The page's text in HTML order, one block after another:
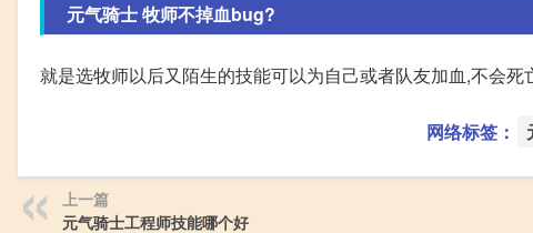
元气骑士 牧师不掉血bug?
就是选牧师以后又陌生的技能可以为自己或者队友加血,不会
网络标签：
上一篇
元气骑士工程师技能哪个好